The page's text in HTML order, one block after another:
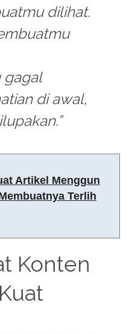
dilihat.
gagal
di awal,
Artikel Menggun
Terlih
Konten